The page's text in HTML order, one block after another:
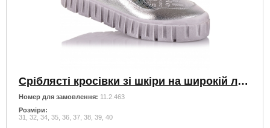
Сріблясті кросівки зі шкіри на широкій липучці
Номер для замовлення: 11.2.463
Розміри:
31, 32, 34, 35, 36, 37, 38, 39, 40